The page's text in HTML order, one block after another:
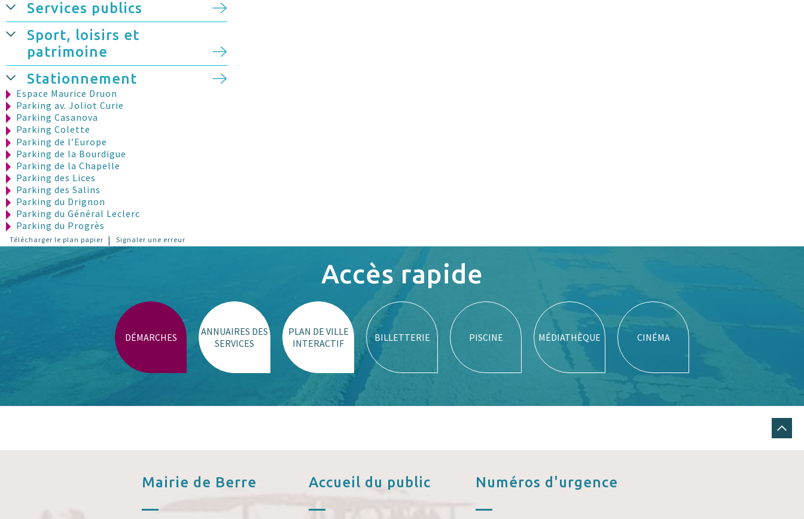
Services publics
Sport, loisirs et
patrimoine
Stationnement
Espace Maurice Druon
Parking av. Joliot Curie
Parking Casanova
Parking Colette
Parking de l’Europe
Parking de la Bourdigue
Parking de la Chapelle
Parking des Lices
Parking des Salins
Parking du Drignon
Parking du Général Leclerc
Parking du Progrès
Parking Lazare Ponticelli
Parking Mirabeau
Parking piscine C. Jouve
Parking stade de Gordes
Télécharger le plan papier | Signaler une erreur
Accès rapide
DÉMARCHES
ANNUAIRES DES
SERVICES
PLAN DE VILLE
INTERACTIF
BILLETTERIE PISCINE MÉDIATHÈQUE CINÉMA
Mairie de Berre Accueil du public Numéros d'urgence